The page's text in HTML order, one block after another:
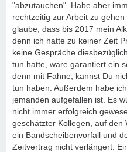
"abzutauchen". Habe aber
rechtzeitig zur Arbeit zu
glaube, dass bis 2017 mein
denn ich hatte zu keiner Zeit
keine Gespräche
tun hatte, wäre garantiert ein
denn mit Fahne, kannst Du
tun haben. Außerdem habe
jemanden aufgefallen ist. Es
nicht immer erfolgreich
geschätzter Kollegen, auf den
ein Bandscheibenvorfall und
Zeitvertrag nicht verlängert.